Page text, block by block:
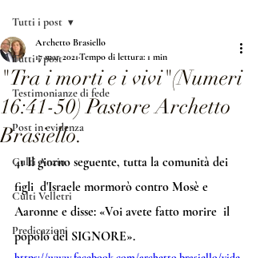
Tutti i post
Testimonianze di fede
Post in evidenza
Culti Anzio
Culti Velletri
Predicazioni
Tutti i post
"Tra i morti e i vivi"(Numeri
16:41-50) Pastore Archetto
Brasiello.
Archetto Brasiello
17 mar 2021Tempo di lettura: 1 min
41 Il giorno seguente, tutta la comunità dei
figli  d'Israele mormorò contro Mosè e
Aaronne e disse: «Voi avete fatto morire  il
popolo del SIGNORE».